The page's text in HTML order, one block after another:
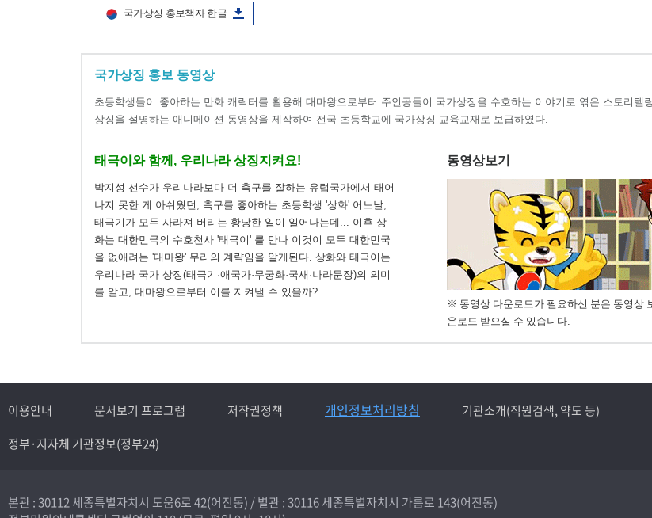
국가상징 홍보책자 한글
국가상징 홍보 동영상
초등학생들이 좋아하는 만화 캐릭터를 활용해 대마왕으로부터 주인공들이 국가상징을 수호하는 이야기로 엮은 스토리텔
상징을 설명하는 애니메이션 동영상을 제작하여 전국 초등학교에 국가상징 교육교재로 보급하였다.
태극이와 함께, 우리나라 상징지켜요!
박지성 선수가 우리나라보다 더 축구를 잘하는 유럽국가에서 태어
나지 못한 게 아쉬웠던, 축구를 좋아하는 초등학생 '상화' 어느날,
태극기가 모두 사라져 버리는 황당한 일이 일어나는데... 이후 상
화는 대한민국의 수호천사 '태극이' 를 만나 이것이 모두 대한민국
을 없애려는 '대마왕' 무리의 계략임을 알게된다. 상화와 태극이는
우리나라 국가 상징(태극기·애국가·무궁화·국새·나라문장)의 의미
를 알고, 대마왕으로부터 이를 지켜낼 수 있을까?
동영상보기
※ 동영상 다운로드가 필요하신 분은 동영상
운로드 받으실 수 있습니다.
이용안내 문서보기 프로그램 저작권정책 개인정보처리방침
기관소개(직원검색, 약도 등)
정부·지자체 기관정보(정부24)
본관 : 30112 세종특별자치시 도움6로 42(어진동) /별관 : 30116 세종특별자치시 가름로 143(어진동)